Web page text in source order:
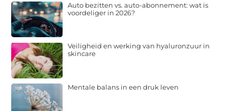
Auto bezitten vs. auto-abonnement: wat is
voordeliger in 2026?
Veiligheid en werking van hyaluronzuur in
skincare
Mentale balans in een druk leven